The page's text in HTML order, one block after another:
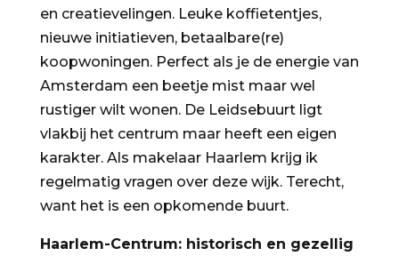
en creatievelingen. Leuke koffietentjes,
nieuwe initiatieven, betaalbare(re)
koopwoningen. Perfect als je de energie van
Amsterdam een beetje mist maar wel
rustiger wilt wonen. De Leidsebuurt ligt
vlakbij het centrum maar heeft een eigen
karakter. Als makelaar Haarlem krijg ik
regelmatig vragen over deze wijk. Terecht,
want het is een opkomende buurt.
Haarlem-Centrum: historisch en gezellig